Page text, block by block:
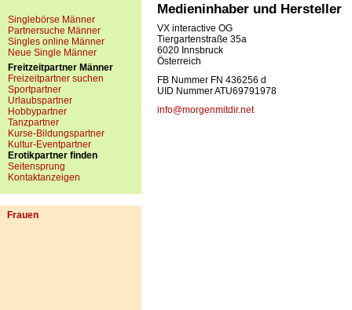
Singlebörse Männer
Partnersuche Männer
Singles online Männer
Neue Single Männer
Freitzeitpartner Männer
Freizeitpartner suchen
Sportpartner
Urlaubspartner
Hobbypartner
Tanzpartner
Kurse-Bildungspartner
Kultur-Eventpartner
Erotikpartner finden
Seitensprung
Kontaktanzeigen
Frauen
Medieninhaber und Hersteller
VX interactive OG
Tiergartenstraße 35a
6020 Innsbruck
Österreich
FB Nummer FN 436256 d
UID Nummer ATU69791978
info@morgenmitdir.net